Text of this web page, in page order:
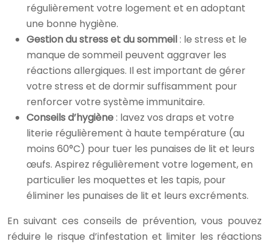
régulièrement votre logement et en adoptant
une bonne hygiène.
Gestion du stress et du sommeil: le stress et le
manque de sommeil peuvent aggraver les
réactions allergiques. Il est important de gérer
votre stress et de dormir suffisamment pour
renforcer votre système immunitaire.
Conseils d’hygiène: lavez vos draps et votre
literie régulièrement à haute température (au
moins 60°C) pour tuer les punaises de lit et leurs
œufs. Aspirez régulièrement votre logement, en
particulier les moquettes et les tapis, pour
éliminer les punaises de lit et leurs excréments.
En suivant ces conseils de prévention, vous pouvez
réduire le risque d’infestation et limiter les réactions